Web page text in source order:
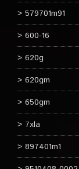
579701m91
600-16
620g
620gm
650gm
7xla
897401m1